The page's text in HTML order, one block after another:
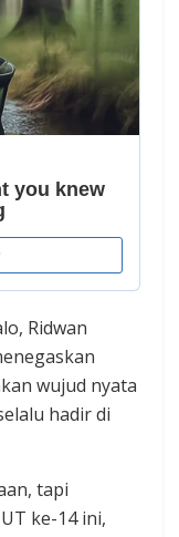
Ridwan
wujud nyata
hadir di
tapi
ke-14 ini,